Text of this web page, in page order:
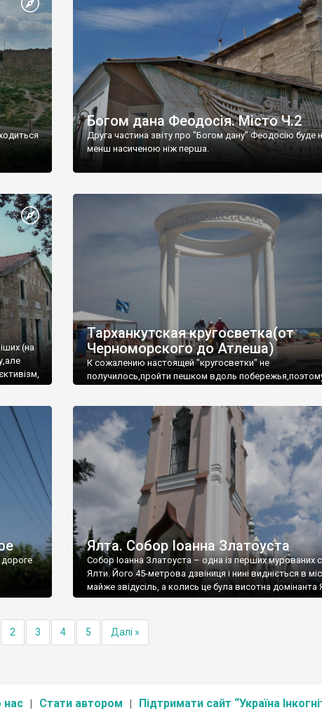
Богом дана Феодосія. Місто Ч.2
Друга частина звіту про "Богом дану" Феодосію буде
менш насиченою ніж перша.
(на
Тарханкутская кругосветка(от
Черноморского до Атлеша)
К сожалению настоящей "кругосветки" не
получилось,пройти пешком вдоль
Ялта. Собор Іоанна Златоуста
Собор Іоанна Златоуста – одна із перших мурованих
Ялти. Його 45-метрова дзвіниця і нині видніється в
майже звідусіль, а колись це була висотна домінанта
2 3 4 5 Далі »
нас Стати автором Підтримати сайт “Україна